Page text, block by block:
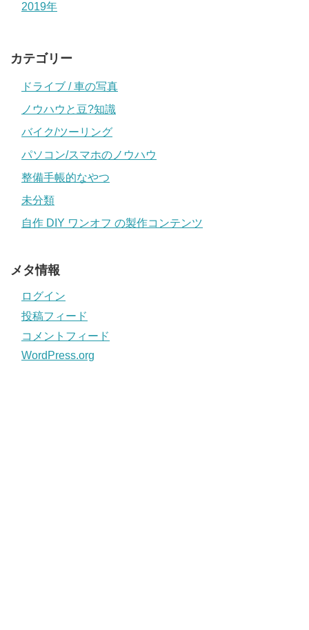
2019年
カテゴリー
ドライブ / 車の写真
ノウハウと豆?知識
バイク/ツーリング
パソコン/スマホのノウハウ
整備手帳的なやつ
未分類
自作 DIY ワンオフ の製作コンテンツ
メタ情報
ログイン
投稿フィード
コメントフィード
WordPress.org